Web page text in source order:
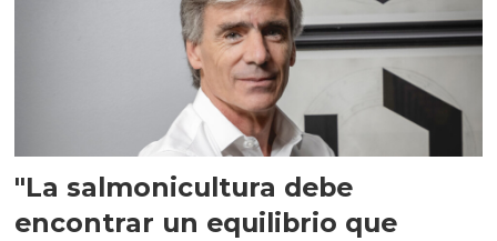
"La salmonicultura debe
encontrar un equilibrio que